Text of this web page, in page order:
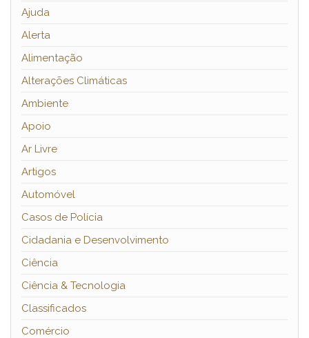
Ajuda
Alerta
Alimentação
Alterações Climáticas
Ambiente
Apoio
Ar Livre
Artigos
Automóvel
Casos de Polícia
Cidadania e Desenvolvimento
Ciência
Ciência & Tecnologia
Classificados
Comércio